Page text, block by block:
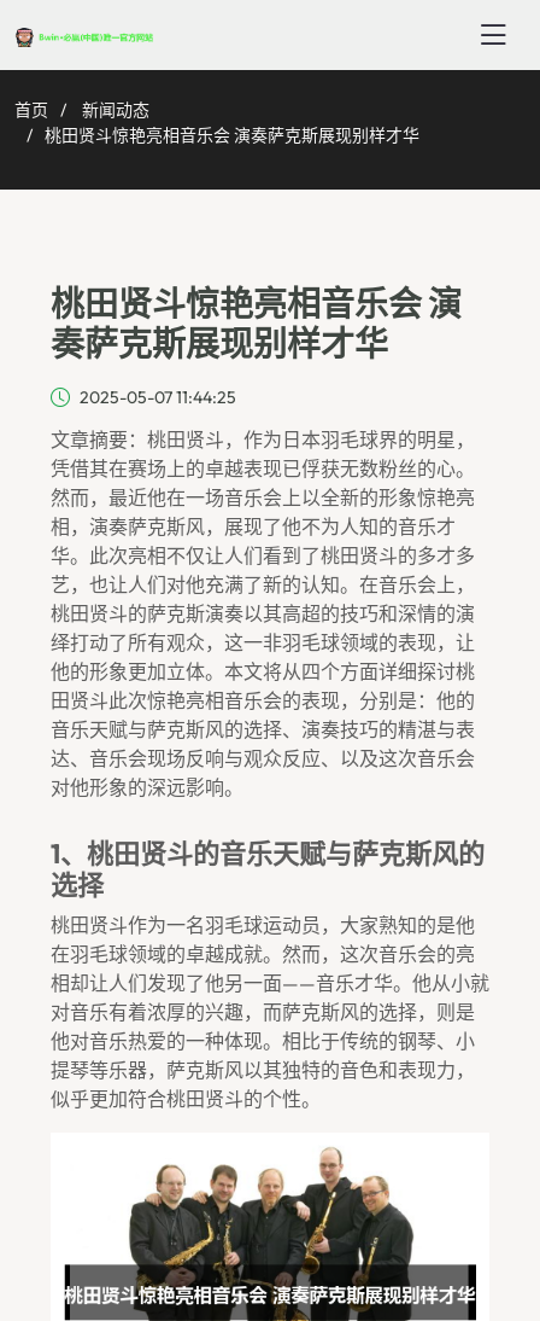
首页
新闻动态
桃田贤斗惊艳亮相音乐会 演奏萨克斯展现别样才华
桃田贤斗惊艳亮相音乐会 演
奏萨克斯展现别样才华
2025-05-07 11:44:25
文章摘要：桃田贤斗，作为日本羽毛球界的明星，
凭借其在赛场上的卓越表现已俘获无数粉丝的心。
然而，最近他在一场音乐会上以全新的形象惊艳亮
相，演奏萨克斯风，展现了他不为人知的音乐才
华。此次亮相不仅让人们看到了桃田贤斗的多才多
艺，也让人们对他充满了新的认知。在音乐会上，
桃田贤斗的萨克斯演奏以其高超的技巧和深情的演
绎打动了所有观众，这一非羽毛球领域的表现，让
他的形象更加立体。本文将从四个方面详细探讨桃
田贤斗此次惊艳亮相音乐会的表现，分别是：他的
音乐天赋与萨克斯风的选择、演奏技巧的精湛与表
达、音乐会现场反响与观众反应、以及这次音乐会
对他形象的深远影响。
1、桃田贤斗的音乐天赋与萨克斯风的
选择
桃田贤斗作为一名羽毛球运动员，大家熟知的是他
在羽毛球领域的卓越成就。然而，这次音乐会的亮
相却让人们发现了他另一面——音乐才华。他从小就
对音乐有着浓厚的兴趣，而萨克斯风的选择，则是
他对音乐热爱的一种体现。相比于传统的钢琴、小
提琴等乐器，萨克斯风以其独特的音色和表现力，
似乎更加符合桃田贤斗的个性。